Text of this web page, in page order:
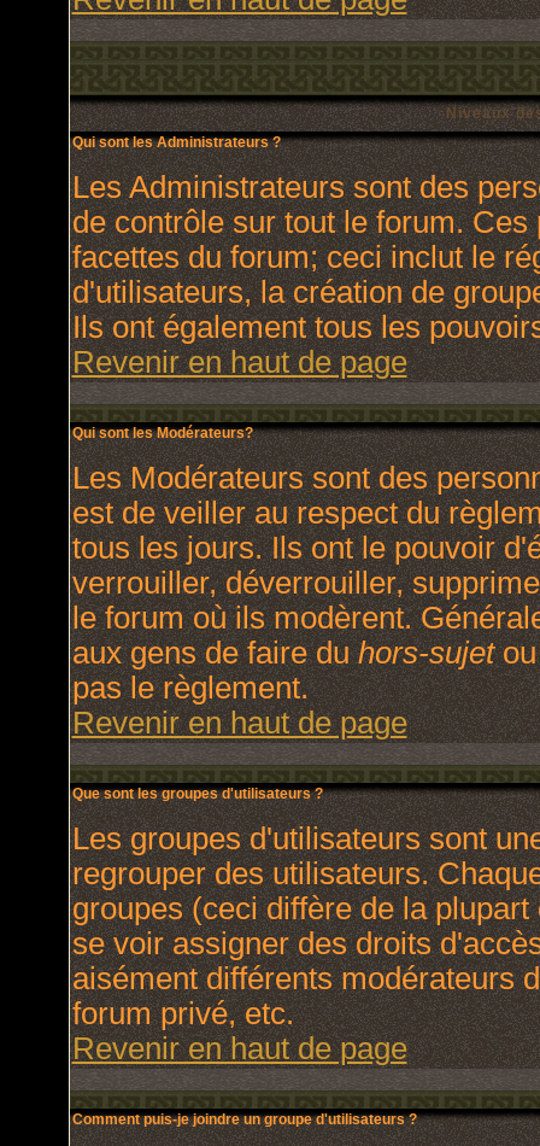
Niveaux
Qui sont les Administrateurs ?
Les Administrateurs sont des
de contrôle sur tout le forum.
facettes du forum; ceci inclut le
d'utilisateurs, la création de
Ils ont également tous les
Revenir en haut de page
Qui sont les Modérateurs?
Les Modérateurs sont des
est de veiller au respect du
tous les jours. Ils ont le pouvoir
verrouiller, déverrouiller,
le forum où ils modèrent.
aux gens de faire duhors-sujetou
pas le règlement.
Revenir en haut de page
Que sont les groupes d'utilisateurs ?
Les groupes d'utilisateurs sont
regrouper des utilisateurs.
groupes (ceci diffère de la
se voir assigner des droits
aisément différents modérateurs
forum privé, etc.
Revenir en haut de page
Comment puis-je joindre un groupe d'utilisateurs ?